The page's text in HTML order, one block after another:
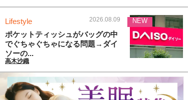
Lifestyle 2026.08.09
ポケットティッシュがバッグの中
でぐちゃぐちゃになる問題→ダイ
ソーの...
高木沙織
NEW